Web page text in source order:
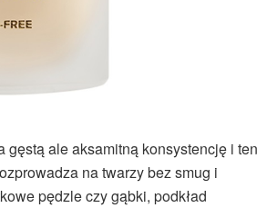
gęstą ale aksamitną konsystencję i ten
na twarzy bez smug i
pędzle czy gąbki, podkład